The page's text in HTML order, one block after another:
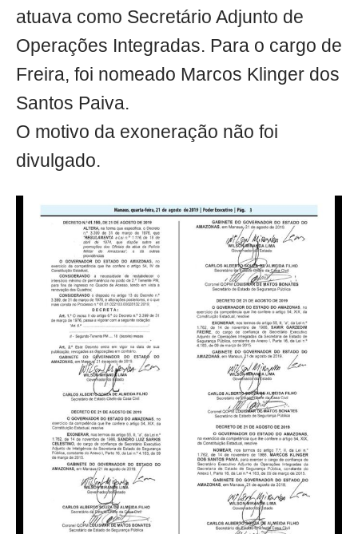
atuava como Secretário Adjunto de
Operações Integradas. Para o cargo de
Freira, foi nomeado Marcos Klinger dos
Santos Paiva.
O motivo da exoneração não foi
divulgado.